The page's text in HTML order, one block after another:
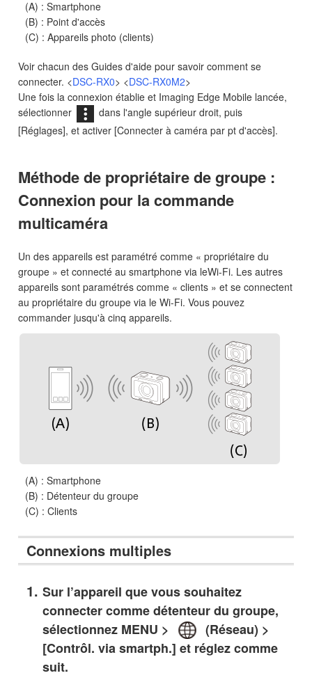
(A) : Smartphone
(B) : Point d'accès
(C) : Appareils photo (clients)
Voir chacun des Guides d'aide pour savoir comment se
connecter. <DSC-RX0> <DSC-RX0M2>
Une fois la connexion établie et Imaging Edge Mobile lancée,
sélectionner
dans l'angle supérieur droit, puis
[Réglages], et activer [Connecter à caméra par pt d'accès].
Méthode de propriétaire de groupe :
Connexion pour la commande
multicaméra
Un des appareils est paramétré comme « propriétaire du
groupe » et connecté au smartphone via leWi-Fi. Les autres
appareils sont paramétrés comme « clients » et se connectent
au propriétaire du groupe via le Wi-Fi. Vous pouvez
commander jusqu'à cinq appareils.
(A) : Smartphone
(B) : Détenteur du groupe
(C) : Clients
Connexions multiples
Sur l’appareil que vous souhaitez
connecter comme détenteur du groupe,
sélectionnez MENU >
(Réseau) >
[Contrôl. via smartph.] et réglez comme
suit.